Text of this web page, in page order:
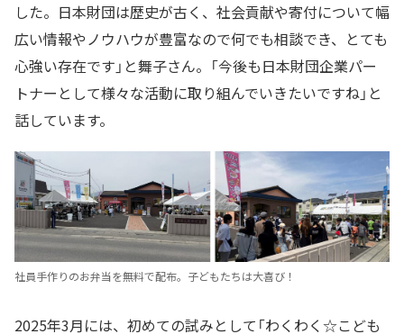
した。日本財団は歴史が古く、社会貢献や寄付について幅
広い情報やノウハウが豊富なので何でも相談でき、とても
心強い存在です」と舞子さん。「今後も日本財団企業パー
トナーとして様々な活動に取り組んでいきたいですね」と
話しています。
社員手作りのお弁当を無料で配布。子どもたちは大喜び！
2025年3月には、初めての試みとして「わくわく☆こども